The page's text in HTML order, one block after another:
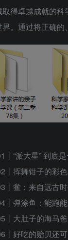
得卓越成就的
。通过将正确的
丨“派大星” 到底
丨挥舞钳子的彩
丨鲎：来自远古
丨弹涂鱼：能跑
丨大肚子的海马
丨好吃的贻贝还